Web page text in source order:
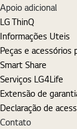
Apoio adicional
LG ThinQ
Informações Uteis
Peças e acessórios
Smart Share
Serviços LG4Life
Extensão de
Declaração de
Contato